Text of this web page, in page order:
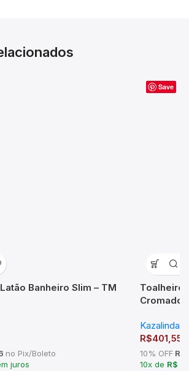
Banheiro Slim – TM
no Pix/Boleto
juros
Save
Toalheiro
Cromado
Kazalinda
R$401,55
10% OFF R$
10x de R$